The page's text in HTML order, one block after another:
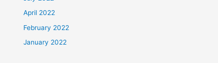
April 2022
February 2022
January 2022